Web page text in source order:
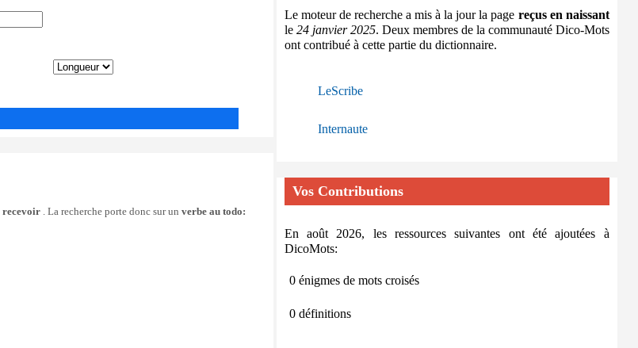
recevoir . La recherche porte donc sur un verbe au todo:
Le moteur de recherche a mis à la jour la page reçus en naissant
le 24 janvier 2025. Deux membres de la communauté Dico-Mots
ont contribué à cette partie du dictionnaire.
LeScribe
Internaute
Vos Contributions
En août 2026, les ressources suivantes ont été ajoutées à
DicoMots:
0 énigmes de mots croisés
0 définitions